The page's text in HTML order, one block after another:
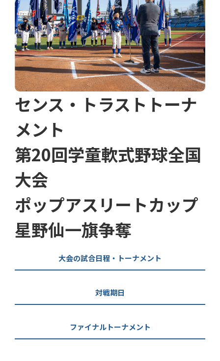
センス・トラストトーナ
メント
第20回学童軟式野球全国
大会
ポップアスリートカップ
星野仙一旗争奪
大会の試合日程・トーナメント
対戦期日
ファイナルトーナメント